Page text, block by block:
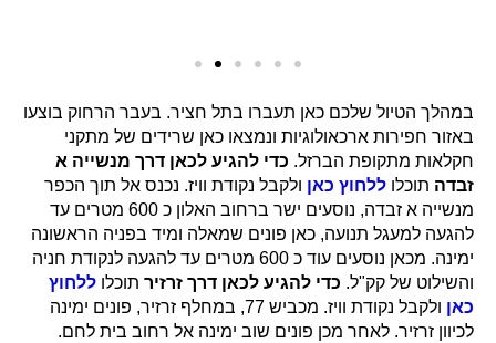
במהלך הטיול שלכם כאן תעברו בתל חציר. בעבר הרחוק בוצעו
באזור חפירות ארכאולוגיות ונמצאו כאן שרידים של מתקני
חקלאות מתקופת הברזל. כדי להגיע לכאן דרך מנשייה א
זבדה תוכלו ללחוץ כאן ולקבל נקודת וויז. נכנס אל תוך הכפר
מנשייה א זבדה, נוסעים ישר ברחוב האלון כ 600 מטרים עד
להגעה למעגל תנועה, כאן פונים שמאלה ומיד בפניה הראשונה
ימינה. מכאן נוסעים עוד כ 600 מטרים עד להגעה לנקודת חניה
והשילוט של קק"ל. כדי להגיע לכאן דרך זרזיר תוכלו ללחוץ
כאן
ולקבל נקודת וויז. מכביש 77, במחלף זרזיר, פונים ימינה
לכיוון זרזיר. לאחר מכן פונים שוב ימינה אל רחוב בית לחם.